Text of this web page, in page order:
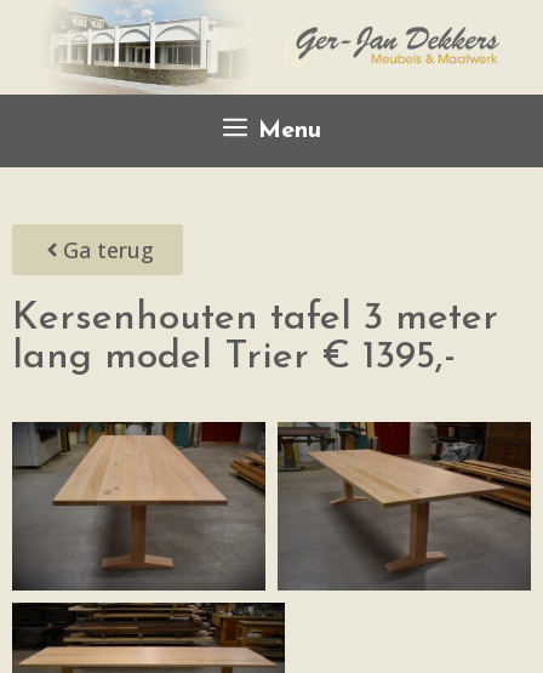
Menu
Ga terug
Kersenhouten tafel 3 meter
lang model Trier € 1395,-